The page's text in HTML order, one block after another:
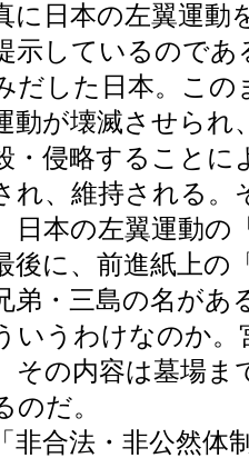
日本の左翼運動
示しているのであ
だした日本。この
動が壊滅させられ
・侵略することに
れ、維持される。
日本の左翼運動の
に、前進紙上の
弟・三島の名があ
いうわけなのか。
その内容は墓場ま
のだ。
合法・非公然体